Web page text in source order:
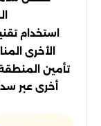
استخدام
الأخرى
تأمين
أخرى عبر